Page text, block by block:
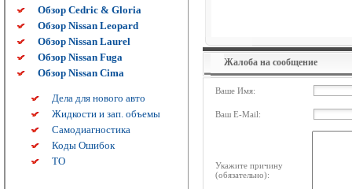
Обзор Cedric & Gloria
Обзор Nissan Leopard
Обзор Nissan Laurel
Обзор Nissan Fuga
Обзор Nissan Cima
Дела для нового авто
Жидкости и зап. объемы
Самодиагностика
Коды Ошибок
ТО
Жалоба на сообщение
Ваше Имя:
Ваш E-Mail:
Укажите причину
(обязательно):